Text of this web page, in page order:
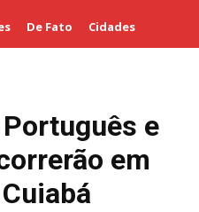
De Fato Cidades
e
em